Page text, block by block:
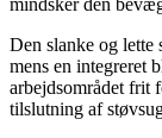
mindsker den
Den slanke og lette
mens en integreret
arbejdsområdet frit
tilslutning af